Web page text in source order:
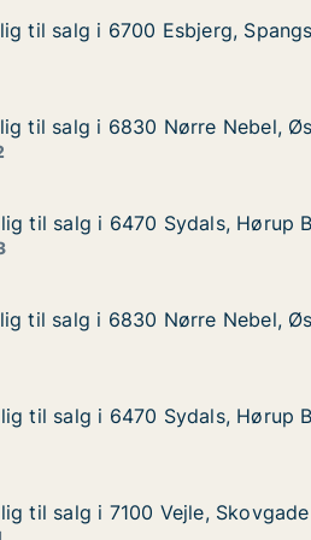
Esbjerg,
til salg i 6700 Esbjerg,
til salg i 6700 Esbjerg,
Østmøllevej
6830 Nørre Nebel, Østmøllevej
til salg i 6830 Nørre Nebel,
til salg i 6830 Nørre Nebel,
Bygade
Sydals, Hørup Bygade
til salg i 6470 Sydals, Hørup
til salg i 6470 Sydals, Hørup
Østmøllevej
6830 Nørre Nebel, Østmøllevej
til salg i 6830 Nørre Nebel,
til salg i 6830 Nørre Nebel,
Bygade
Sydals, Hørup Bygade
til salg i 6470 Sydals, Hørup
til salg i 6470 Sydals, Hørup
Vejle, Skovgade
til salg i 7100 Vejle, Skovgade
til salg i 7100 Vejle, Skovgade